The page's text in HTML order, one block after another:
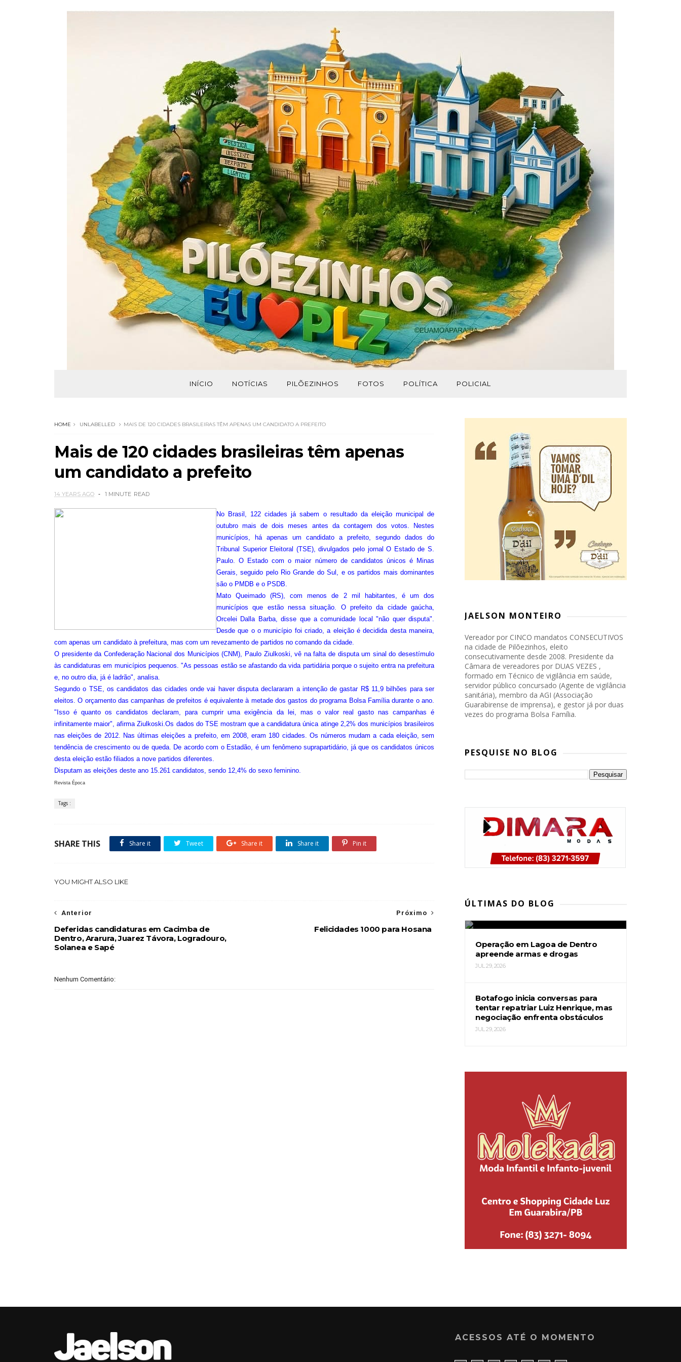
INÍCIO NOTÍCIAS PILÕEZINHOS FOTOS POLÍTICA POLICIAL
HOME UNLABELLED MAIS DE 120 CIDADES BRASILEIRAS TÊM APENAS UM CANDIDATO A PREFEITO
Mais de 120 cidades brasileiras têm apenas
um candidato a prefeito
14 YEARS AGO 1 MINUTE READ
No Brasil, 122 cidades já sabem o resultado da eleição municipal de
outubro mais de dois meses antes da contagem dos votos. Nestes
municípios, há apenas um candidato a prefeito, segundo dados do
Tribunal Superior Eleitoral (TSE), divulgados pelo jornal O Estado de S.
Paulo. O Estado com o maior número de candidatos únicos é Minas
Gerais, seguido pelo Rio Grande do Sul, e os partidos mais dominantes
são o PMDB e o PSDB.
Mato Queimado (RS), com menos de 2 mil habitantes, é um dos
municípios que estão nessa situação. O prefeito da cidade gaúcha,
Orcelei Dalla Barba, disse que a comunidade local "não quer disputa".
Desde que o o município foi criado, a eleição é decidida desta maneira,
com apenas um candidato à prefeitura, mas com um revezamento de partidos no comando da cidade.
O presidente da Confederação Nacional dos Municípios (CNM), Paulo Ziulkoski, vê na falta de disputa um sinal do desestímulo
às candidaturas em municípios pequenos. "As pessoas estão se afastando da vida partidária porque o sujeito entra na prefeitura
e, no outro dia, já é ladrão", analisa.
Segundo o TSE, os candidatos das cidades onde vai haver disputa declararam a intenção de gastar R$ 11,9 bilhões para ser
eleitos. O orçamento das campanhas de prefeitos é equivalente à metade dos gastos do programa Bolsa Família durante o ano.
"Isso é quanto os candidatos declaram, para cumprir uma exigência da lei, mas o valor real gasto nas campanhas é
infinitamente maior", afirma Ziulkoski.Os dados do TSE mostram que a candidatura única atinge 2,2% dos municípios brasileiros
nas eleições de 2012. Nas últimas eleições a prefeito, em 2008, eram 180 cidades. Os números mudam a cada eleição, sem
tendência de crescimento ou de queda. De acordo com o Estadão, é um fenômeno suprapartidário, já que os candidatos únicos
desta eleição estão filiados a nove partidos diferentes.
Disputam as eleições deste ano 15.261 candidatos, sendo 12,4% do sexo feminino.
Revista Época
Tags :
SHARE THIS Share it Tweet Share it Share it Pin it
YOU MIGHT ALSO LIKE
Próximo
Felicidades 1000 para Hosana
Anterior
Deferidas candidaturas em Cacimba de
Dentro, Ararura, Juarez Távora, Logradouro,
Solanea e Sapé
Nenhum Comentário:
JAELSON MONTEIRO
Vereador por CINCO mandatos CONSECUTIVOS
na cidade de Pilõezinhos, eleito
consecutivamente desde 2008. Presidente da
Câmara de vereadores por DUAS VEZES ,
formado em Técnico de vigilância em saúde,
servidor público concursado (Agente de vigilância
sanitária), membro da AGI (Associação
Guarabirense de imprensa), e gestor já por duas
vezes do programa Bolsa Família.
PESQUISE NO BLOG
ÚLTIMAS DO BLOG
candidatura de Lucas Ribeiro
Operação em Lagoa de Dentro
apreende armas e drogas
JUL 29, 2026
Botafogo inicia conversas para
tentar repatriar Luiz Henrique, mas
negociação enfrenta obstáculos
JUL 29, 2026
ACESSOS ATÉ O MOMENTO